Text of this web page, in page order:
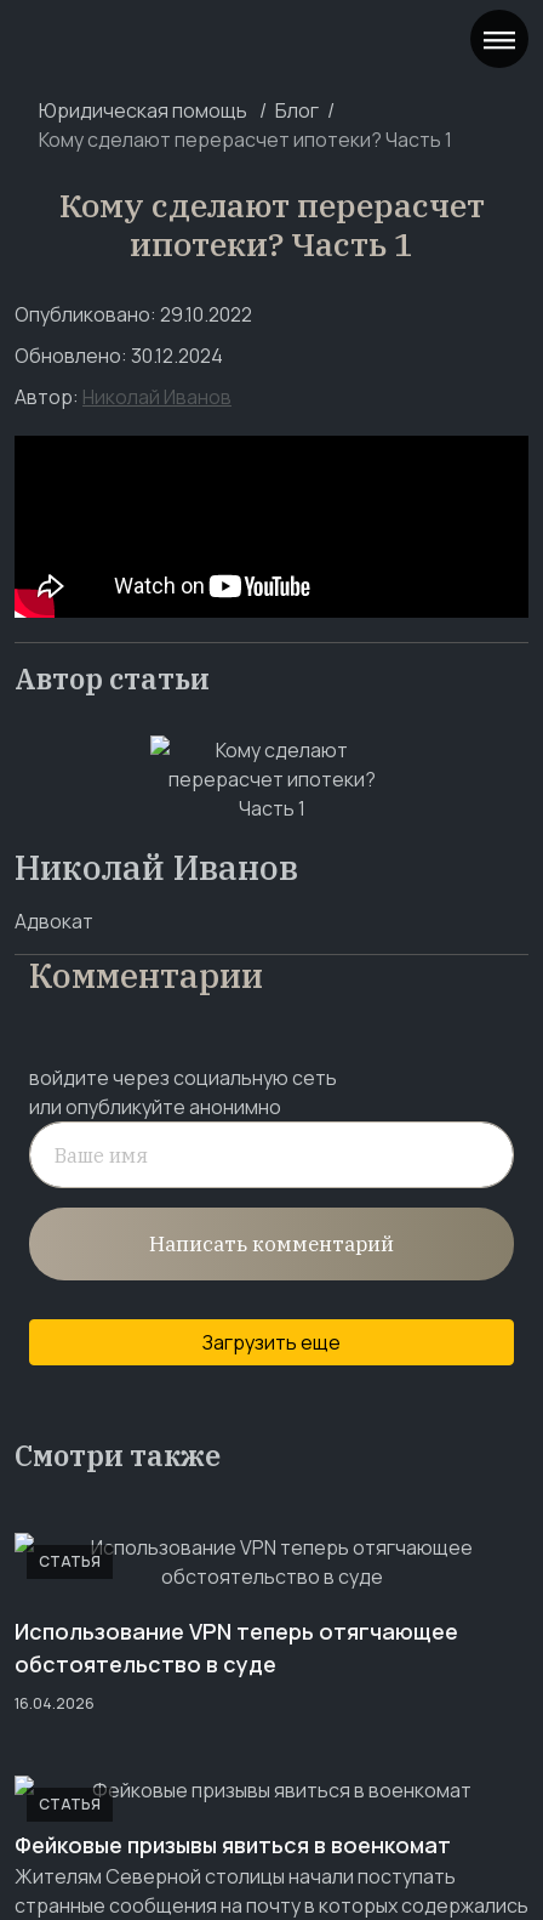
Юридическая помощь
Блог
Кому сделают перерасчет ипотеки? Часть 1
Кому сделают перерасчет
ипотеки? Часть 1
Опубликовано: 29.10.2022
Обновлено: 30.12.2024
Автор: Николай Иванов
Автор статьи
Николай Иванов
Адвокат
Комментарии
войдите через социальную сеть
или опубликуйте анонимно
Написать комментарий
Загрузить еще
Смотри также
СТАТЬЯ
Использование VPN теперь отягчающее
обстоятельство в суде
16.04.2026
СТАТЬЯ
Фейковые призывы явиться в военкомат
Жителям Северной столицы начали поступать
странные сообщения на почту в которых содержались